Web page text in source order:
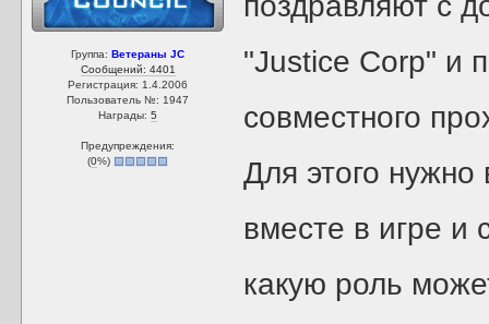
Группа:Ветераны JC
Сообщений: 4401
Регистрация: 1.4.2006
Пользователь №: 1947
Награды:5
Предупреждения:
(0%)
"Justice Corp" и
совместного
Для этого
вместе в игре и
какую роль